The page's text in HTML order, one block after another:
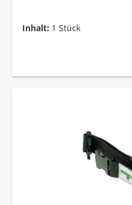
Inhalt: 1 Stück